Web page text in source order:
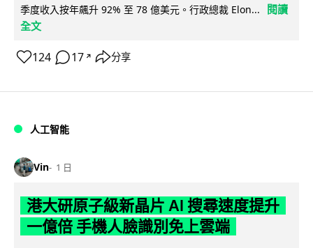
季度收入按年飆升 92% 至 78 億美元。行政總裁 Elon...
閱讀
全文
124 17 ↗ 分享
人工智能
Vin 1 日
港大研原子級新晶片 AI 搜尋速度提升
一億倍 手機人臉識別免上雲端